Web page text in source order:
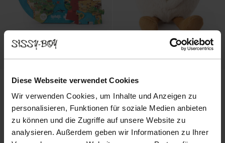
Diese Webseite verwendet Cookies
Wir verwenden Cookies, um Inhalte und Anzeigen zu
personalisieren, Funktionen für soziale Medien anbieten
zu können und die Zugriffe auf unsere Website zu
analysieren. Außerdem geben wir Informationen zu Ihrer
Londji Puzzle Animal Planet
Jellycat Kuscheltier Pistazie